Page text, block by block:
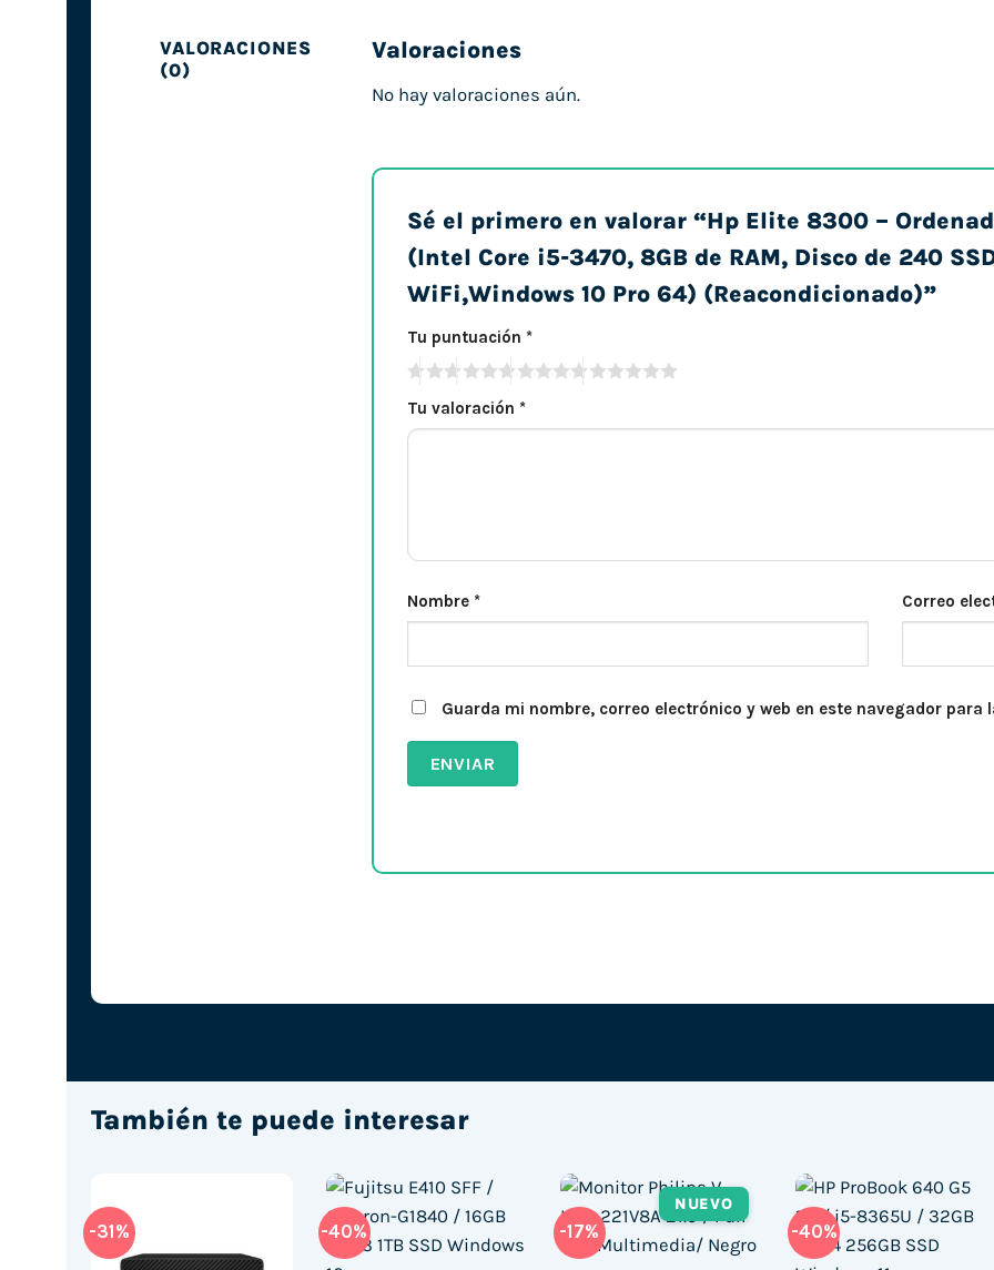
VALORACIONES
(0)
Valoraciones
No hay valoraciones aún.
Sé el primero en valorar “Hp Elite 8300 –
(Intel Core i5-3470, 8GB de RAM, Disco de 240
WiFi,Windows 10 Pro 64) (Reacondicionado)”
Tu puntuación *
Tu valoración *
Nombre * Correo
Guarda mi nombre, correo electrónico y web en este navegador para
También te puede interesar
-31% -40% -17%
NUEVO
-40%